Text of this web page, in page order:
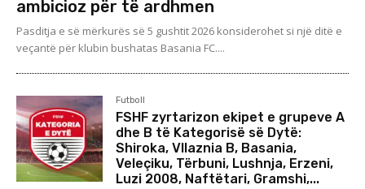
ambicioz për të ardhmen
Pasditja e së mërkurës së 5 gushtit 2026 konsiderohet si një ditë e
veçantë për klubin bushatas Basania FC....
Futboll
FSHF zyrtarizon ekipet e grupeve A
dhe B të Kategorisë së Dytë:
Shiroka, Vllaznia B, Basania,
Veleçiku, Tërbuni, Lushnja, Erzeni,
Luzi 2008, Naftëtari, Gramshi,...